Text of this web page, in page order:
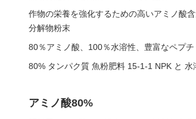
作物の栄養を強化するための高いアミノ酸
分解物粉末
80％アミノ酸、100％水溶性、豊富なペプ
80% タンパク質 魚粉肥料 15-1-1 NPK と 水
アミノ酸80%